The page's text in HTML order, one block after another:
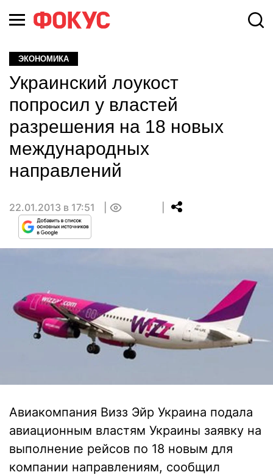
ЭКОНОМИКА
Украинский лоукост
попросил у властей
разрешения на 18 новых
международных
направлений
22.01.2013 в 17:51
Авиакомпания Визз Эйр Украина подала
авиационным властям Украины заявку на
выполнение рейсов по 18 новым для
компании направлениям, сообщил